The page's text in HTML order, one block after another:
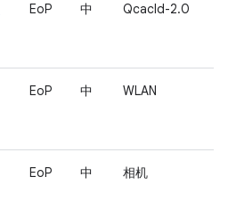
EoP 中 Qcacld-2.0
EoP 中 WLAN
EoP 中 相机